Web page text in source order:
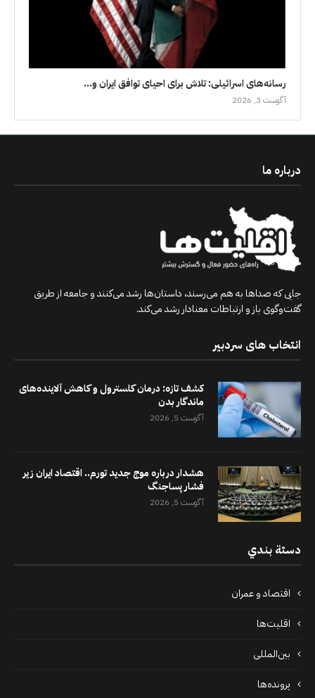
رسانه‌های اسرائیلی: تلاش برای احیای توافق ایران و...
آگوست 3, 2026
درباره ما
جایی که صداها به هم می‌رسند، داستان‌ها رشد می‌کنند و جامعه از طریق
گفت‌وگوی باز و ارتباطات معنادار رشد می‌کند.
انتخاب های سردبیر
کشف تازه: درمان کلسترول و کاهش آلاینده‌های
ماندگار بدن
آگوست 5, 2026
هشدار درباره موج جدید تورم.. اقتصاد ایران زیر
فشار پساجنگ
آگوست 5, 2026
دستة بندي
اقتصاد و عمران
اقلیت‌ها
بین‌المللی
پرونده‌ها